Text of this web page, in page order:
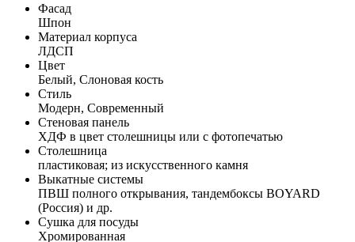
Фасад
Шпон
Материал корпуса
ЛДСП
Цвет
Белый, Слоновая кость
Стиль
Модерн, Современный
Стеновая панель
ХДФ в цвет столешницы или с фотопечатью
Столешница
пластиковая; из искусственного камня
Выкатные системы
ПВШ полного открывания, тандембоксы BOYARD
(Россия) и др.
Сушка для посуды
Хромированная